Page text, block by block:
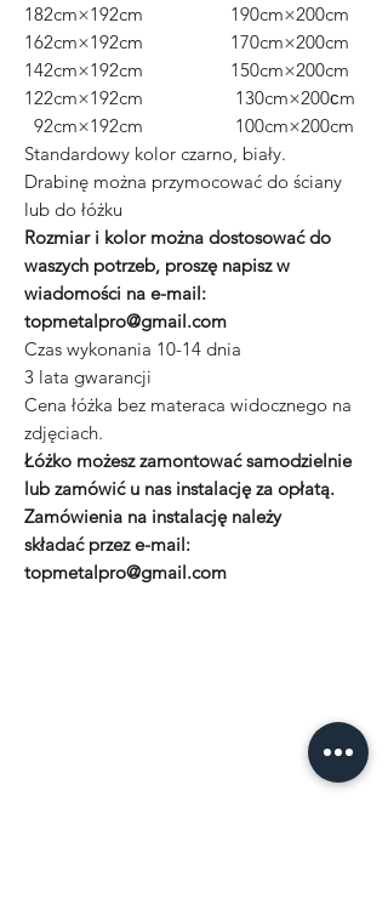
182cm×192cm 190cm×200cm
162cm×192cm 170cm×200cm
142cm×192cm 150cm×200cm
122cm×192cm 130cm×200сm
92cm×192cm 100cm×200cm
Standardowy kolor czarno, biały.
Drabinę można przymocować do ściany
lub do łóżku
Rozmiar i kolor można dostosować do
waszych potrzeb, proszę napisz w
wiadomości na e-mail:
topmetalpro@gmail.com
Czas wykonania 10-14 dnia
3 lata gwarancji
Cena łóżka bez materaca widocznego na
zdjęciach.
Łóżko możesz zamontować samodzielnie
lub zamówić u nas instalację za opłatą.
Zamówienia na instalację należy
składać przez e-mail:
topmetalpro@gmail.com